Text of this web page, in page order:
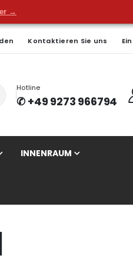
→
Kontaktieren Sie uns
Hotline
✆ +49 9273 966794
INNENRAUM